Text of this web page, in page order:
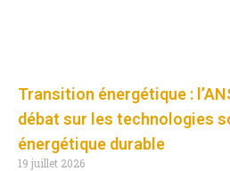
Transition énergétique :
débat sur les technologies
énergétique durable
19 juillet 2026